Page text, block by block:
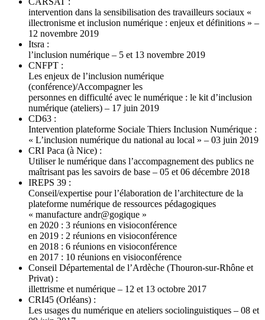
intervention dans la sensibilisation des travailleurs sociaux «
illectronisme et inclusion numérique : enjeux et définitions » –
12 novembre 2019
Itsra :
l’inclusion numérique – 5 et 13 novembre 2019
CNFPT :
Les enjeux de l’inclusion numérique
(conférence)/Accompagner les
personnes en difficulté avec le numérique : le kit d’inclusion
numérique (ateliers) – 17 juin 2019
CD63 :
Intervention plateforme Sociale Thiers Inclusion Numérique :
« L’inclusion numérique du national au local » – 03 juin 2019
CRI Paca (à Nice) :
Utiliser le numérique dans l’accompagnement des publics ne
maîtrisant pas les savoirs de base – 05 et 06 décembre 2018
IREPS 39 :
Conseil/expertise pour l’élaboration de l’architecture de la
plateforme numérique de ressources pédagogiques
« manufacture andr@gogique »
en 2020 : 3 réunions en visioconférence
en 2019 : 2 réunions en visioconférence
en 2018 : 6 réunions en visioconférence
en 2017 : 10 réunions en visioconférence
Conseil Départemental de l’Ardèche (Thouron-sur-Rhône et
Privat) :
illettrisme et numérique – 12 et 13 octobre 2017
CRI45 (Orléans) :
Les usages du numérique en ateliers sociolinguistiques – 08 et